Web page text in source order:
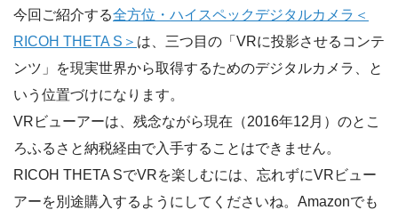
今回ご紹介する全方位・ハイスペックデジタルカメラ＜
RICOH THETA S＞ は、三つ目の「VRに投影させるコンテ
ンツ」を現実世界から取得するためのデジタルカメラ、と
いう位置づけになります。
VRビューアーは、残念ながら現在（2016年12月）のとこ
ろふるさと納税経由で入手することはできません。
RICOH THETA SでVRを楽しむには、忘れずにVRビュー
アーを別途購入するようにしてくださいね。Amazonでも